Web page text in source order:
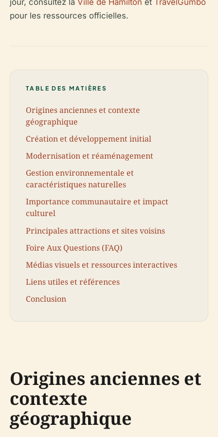
jour, consultez la Ville de Hamilton et
TravelGumbo
pour les ressources officielles.
TABLE DES MATIÈRES
Origines anciennes et contexte
géographique
Création et développement initial
Modernisation et réaménagement
Gestion environnementale et
caractéristiques naturelles
Importance communautaire et impact
culturel
Principales attractions et sites voisins
Foire Aux Questions (FAQ)
Médias visuels et ressources interactives
Liens utiles et références
Conclusion
Origines anciennes et
contexte
géographique